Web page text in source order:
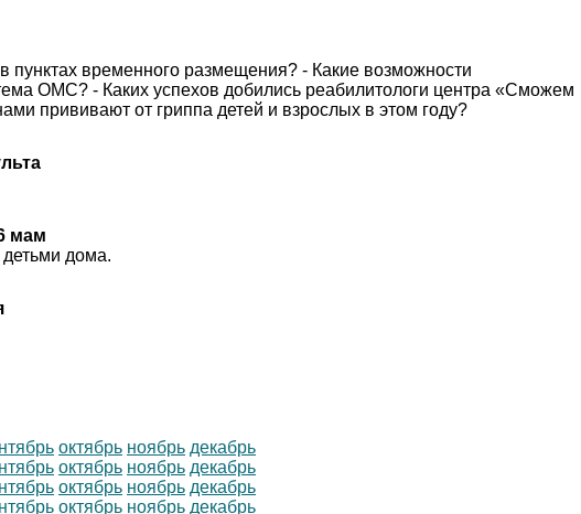
пунктах временного размещения? - Какие возможности
ОМС? - Каких успехов добились реабилитологи центра «Сможем
прививают от гриппа детей и взрослых в этом году?
мам
детьми дома.
октябрь ноябрь декабрь
октябрь ноябрь декабрь
октябрь ноябрь декабрь
октябрь ноябрь декабрь